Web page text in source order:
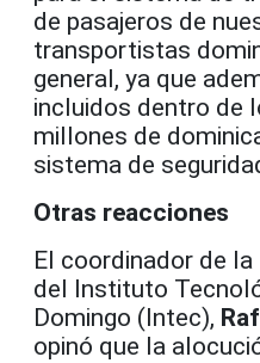
de pasajeros de
transportistas
general, ya que
incluidos dentro de
millones de
sistema de
Otras reacciones
El coordinador de
del Instituto
Domingo (Intec),
opinó que la